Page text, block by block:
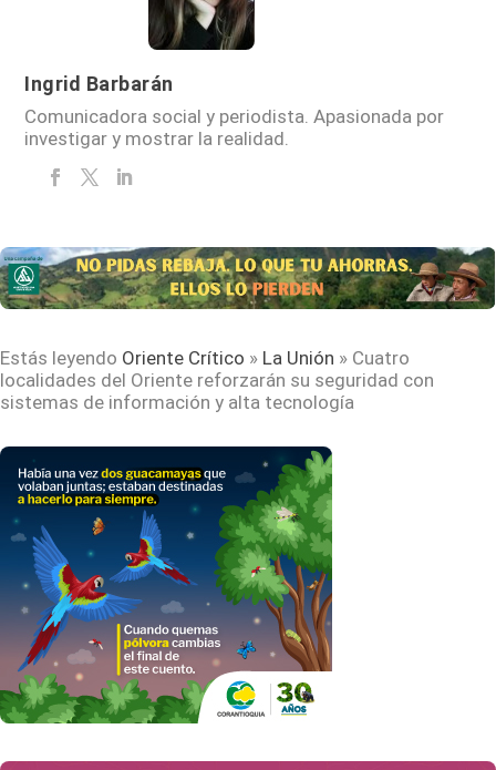
Ingrid Barbarán
Comunicadora social y periodista. Apasionada por
investigar y mostrar la realidad.
Estás leyendo Oriente Crítico » La Unión » Cuatro
localidades del Oriente reforzarán su seguridad con
sistemas de información y alta tecnología